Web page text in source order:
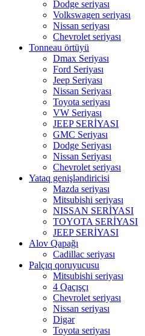
Dodge seriyası
Volkswagen seriyası
Nissan seriyası
Chevrolet seriyası
Tonneau örtüyü
Dmax Seriyası
Ford Seriyası
Jeep Seriyası
Nissan Seriyası
Toyota seriyası
VW Seriyası
JEEP SERİYASI
GMC Seriyası
Dodge Seriyası
Nissan Seriyası
Chevrolet seriyası
Yataq genişləndiricisi
Mazda seriyası
Mitsubishi seriyası
NISSAN SERİYASI
TOYOTA SERİYASI
JEEP SERİYASI
Alov Qapağı
Cadillac seriyası
Palçıq qoruyucusu
Mitsubishi seriyası
4 Qaçışçı
Chevrolet seriyası
Nissan seriyası
Digər
Toyota seriyası